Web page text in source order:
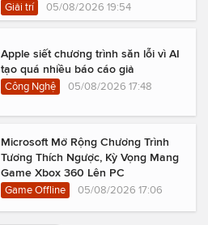
Giải trí 05/08/2026 19:54
Apple siết chương trình săn lỗi vì AI
tạo quá nhiều báo cáo giả
Công Nghệ 05/08/2026 17:48
Microsoft Mở Rộng Chương Trình
Tương Thích Ngược, Kỳ Vọng Mang
Game Xbox 360 Lên PC
Game Offline 05/08/2026 17:06